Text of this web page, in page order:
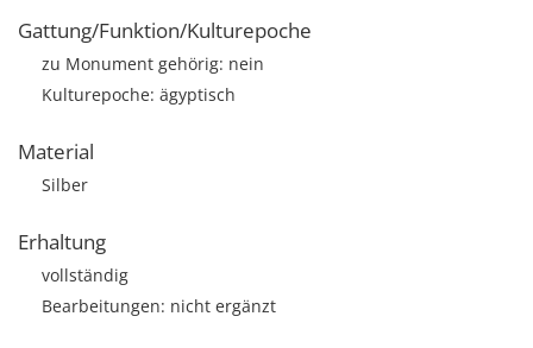
Gattung/Funktion/Kulturepoche
zu Monument gehörig: nein
Kulturepoche: ägyptisch
Material
Silber
Erhaltung
vollständig
Bearbeitungen: nicht ergänzt